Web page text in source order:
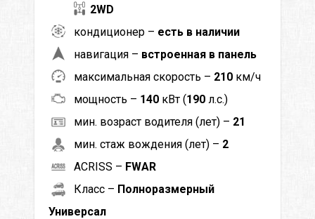
2WD
кондиционер – есть в наличии
навигация – встроенная в панель
максимальная скорость – 210 км/ч
мощность – 140 кВт (190 л.с.)
мин. возраст водителя (лет) – 21
мин. стаж вождения (лет) – 2
ACRISS – FWAR
Класс – Полноразмерный
Универсал